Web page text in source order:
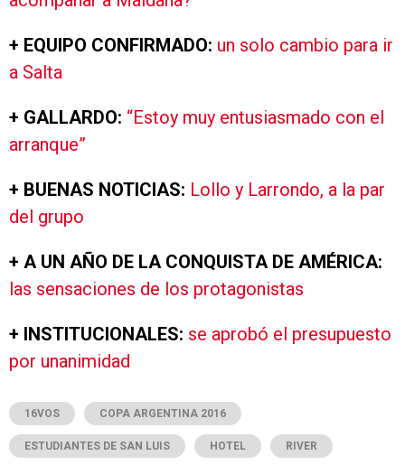
+ EQUIPO CONFIRMADO: un solo cambio para ir
a Salta
+ GALLARDO: “Estoy muy entusiasmado con el
arranque”
+ BUENAS NOTICIAS: Lollo y Larrondo, a la par
del grupo
+ A UN AÑO DE LA CONQUISTA DE AMÉRICA:
las sensaciones de los protagonistas
+ INSTITUCIONALES: se aprobó el presupuesto
por unanimidad
16VOS COPA ARGENTINA 2016
ESTUDIANTES DE SAN LUIS HOTEL RIVER